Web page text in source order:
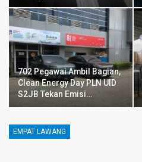
702 Pegawai Ambil Bagian,
Clean Energy Day PLN UID
S2JB Tekan Emisi…
EMPAT LAWANG